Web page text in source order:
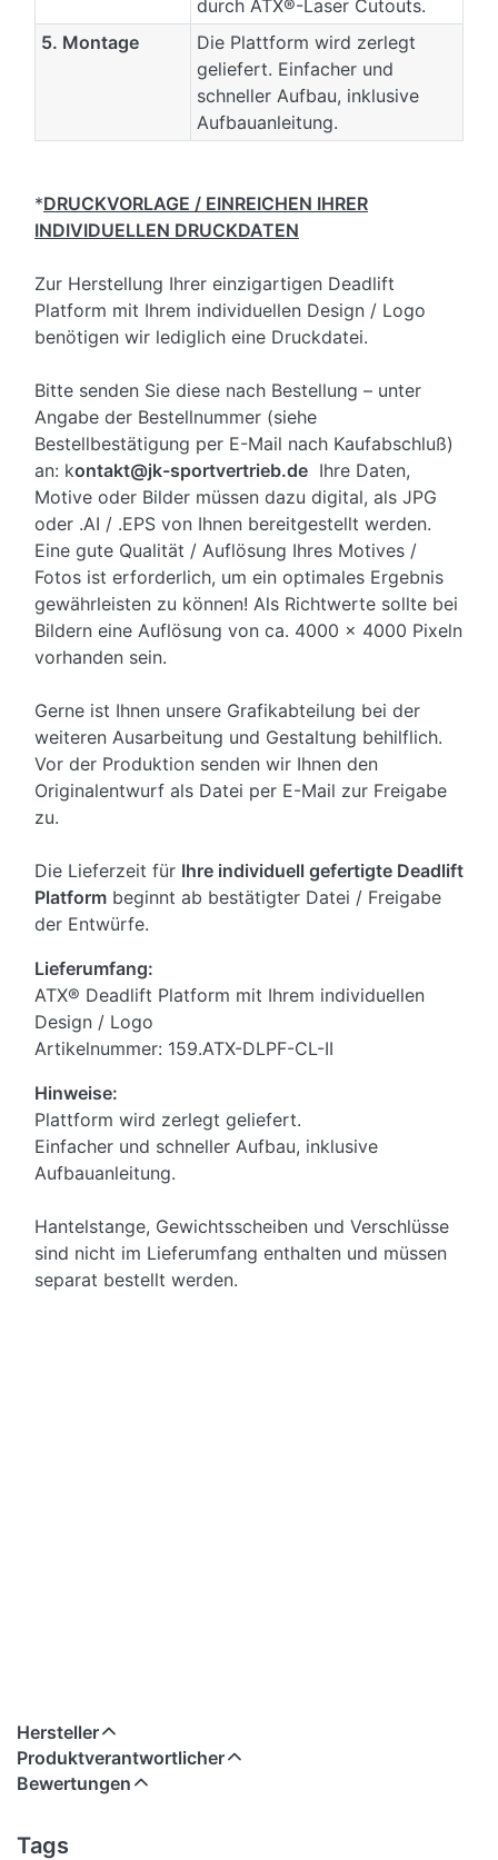
durch ATX®-Laser Cutouts.
5. Montage
Die Plattform wird zerlegt
geliefert. Einfacher und
schneller Aufbau, inklusive
Aufbauanleitung.
*DRUCKVORLAGE / EINREICHEN IHRER
INDIVIDUELLEN DRUCKDATEN
Zur Herstellung Ihrer einzigartigen Deadlift
Platform mit Ihrem individuellen Design / Logo
benötigen wir lediglich eine Druckdatei.
Bitte senden Sie diese nach Bestellung – unter
Angabe der Bestellnummer (siehe
Bestellbestätigung per E-Mail nach Kaufabschluß)
an: kontakt@jk-sportvertrieb.de Ihre Daten,
Motive oder Bilder müssen dazu digital, als JPG
oder .AI / .EPS von Ihnen bereitgestellt werden.
Eine gute Qualität / Auflösung Ihres Motives /
Fotos ist erforderlich, um ein optimales Ergebnis
gewährleisten zu können! Als Richtwerte sollte bei
Bildern eine Auflösung von ca. 4000 x 4000 Pixeln
vorhanden sein.
Gerne ist Ihnen unsere Grafikabteilung bei der
weiteren Ausarbeitung und Gestaltung behilflich.
Vor der Produktion senden wir Ihnen den
Originalentwurf als Datei per E-Mail zur Freigabe
zu.
Die Lieferzeit für Ihre individuell gefertigte Deadlift
Platform beginnt ab bestätigter Datei / Freigabe
der Entwürfe.
Lieferumfang:
ATX® Deadlift Platform mit Ihrem individuellen
Design / Logo
Artikelnummer: 159.ATX-DLPF-CL-II
Hinweise:
Plattform wird zerlegt geliefert.
Einfacher und schneller Aufbau, inklusive
Aufbauanleitung.
Hantelstange, Gewichtsscheiben und Verschlüsse
sind nicht im Lieferumfang enthalten und müssen
separat bestellt werden.
Hersteller
Produktverantwortlicher
Bewertungen
Tags